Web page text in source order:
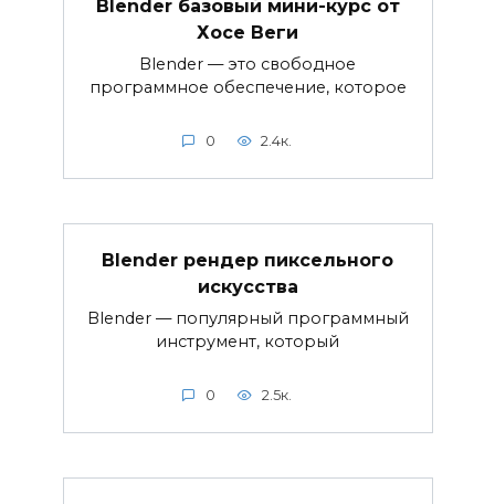
Blender базовый мини-курс от
Хосе Веги
Blender — это свободное
программное обеспечение, которое
0 2.4к.
Blender рендер пиксельного
искусства
Blender — популярный программный
инструмент, который
0 2.5к.